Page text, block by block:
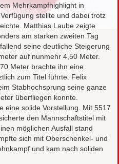
Mehrkampfhighlight in
stellte und dabei trotz
Matthias Laube zeigte
am starken zweiten Tag
seine deutliche Steigerung
auf nunmehr 4,50 Meter.
Meter brachte ihn eine
zum Titel führte. Felix
Stabhochsprung seine ganze
überfliegen konnte.
eine solide Vorstellung. Mit 5517
den Mannschaftstitel mit
möglichen Ausfall stand
sich mit Oberschenkel- und
und kam nach soliden